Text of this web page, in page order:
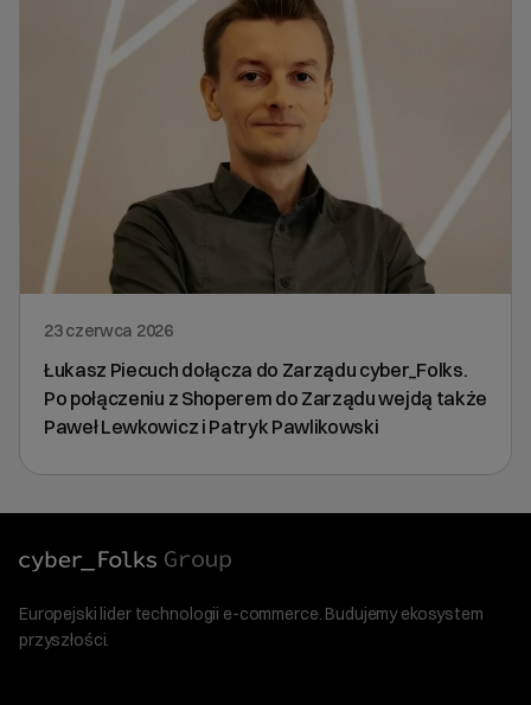
23 czerwca 2026
Łukasz Piecuch dołącza do Zarządu cyber_Folks.
Po połączeniu z Shoperem do Zarządu wejdą także
Paweł Lewkowicz i Patryk Pawlikowski
Europejski lider technologii e-commerce. Budujemy ekosystem
przyszłości.